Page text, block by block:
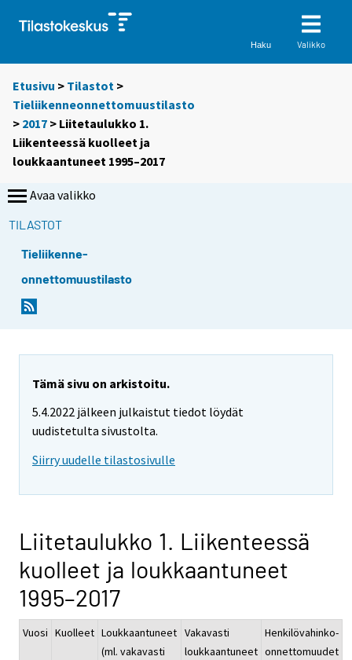
Haku Valikko
Etusivu > Tilastot >
Tieliikenneonnettomuustilasto
> 2017 > Liitetaulukko 1.
Liikenteessä kuolleet ja
loukkaantuneet 1995–2017
Avaa valikko
TILASTOT
Tieliikenne-
onnettomuustilasto
Tämä sivu on arkistoitu.
5.4.2022 jälkeen julkaistut tiedot löydät
uudistetulta sivustolta.
Siirry uudelle tilastosivulle
Liitetaulukko 1. Liikenteessä
kuolleet ja loukkaantuneet
1995–2017
Vuosi Kuolleet Loukkaantuneet
(ml. vakavasti
Vakavasti
loukkaantuneet
Henkilövahinko-
onnettomuudet